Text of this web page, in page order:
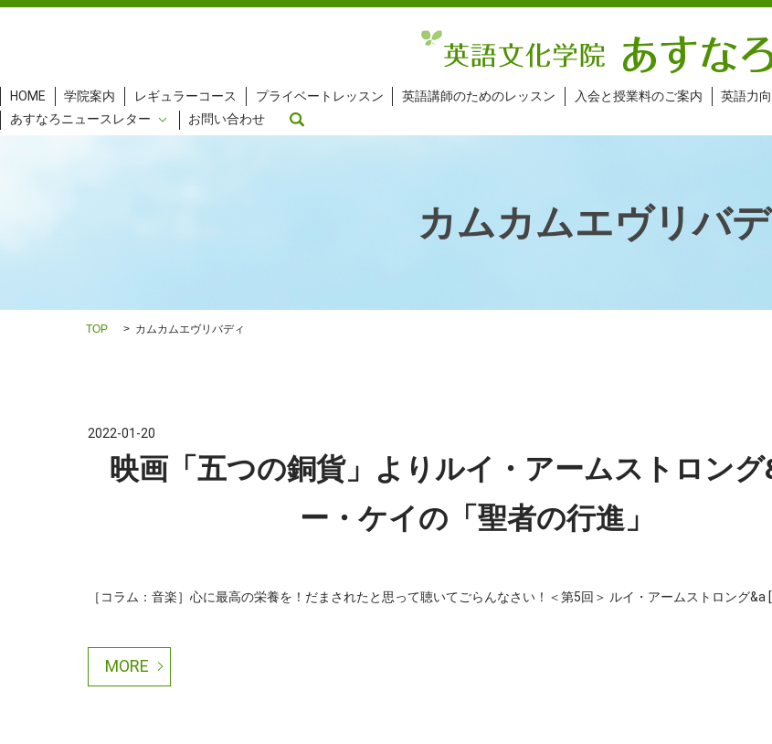
HOME 学院案内 レギュラーコース プライベートレッスン 英語講師のためのレッスン 入会と授業料のご案内 英語力
あすなろニュースレター
お問い合わせ
カムカムエヴリバ
TOP カムカムエヴリバディ
2022-01-20
映画「五つの銅貨」よりルイ・アームストロング
ー・ケイの「聖者の行進」
［コラム：音楽］心に最高の栄養を！だまされたと思って聴いてごらんなさい！＜第5回＞ ルイ・アームストロング&a
MORE